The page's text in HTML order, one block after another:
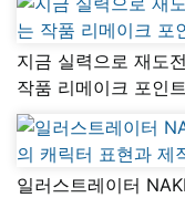
지금 실력으로 재도
작품 리메이크 포인트
일러스트레이터